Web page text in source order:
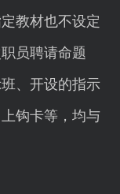
教材也不设定
员聘请命题
、开设的指示
钩卡等，均与